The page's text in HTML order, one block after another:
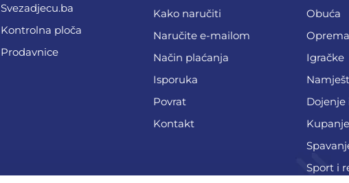
Svezadjecu.ba
Kontrolna ploča
Prodavnice
Kako naručiti
Naručite e-mailom
Način plaćanja
Isporuka
Povrat
Kontakt
Obuća
Oprema
Igračke
Dojenje
Sport i